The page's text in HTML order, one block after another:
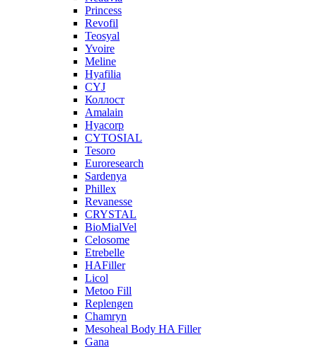
Princess
Revofil
Teosyal
Yvoire
Meline
Hyafilia
CYJ
Коллост
Amalain
Hyacorp
CYTOSIAL
Tesoro
Euroresearch
Sardenya
Phillex
Revanesse
CRYSTAL
BioMialVel
Celosome
Etrebelle
HAFiller
Licol
Metoo Fill
Replengen
Chamryn
Mesoheal Body HA Filler
Gana